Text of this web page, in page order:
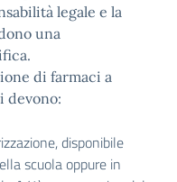
legale e la
una
di farmaci a
devono:
disponibile
scuola oppure in